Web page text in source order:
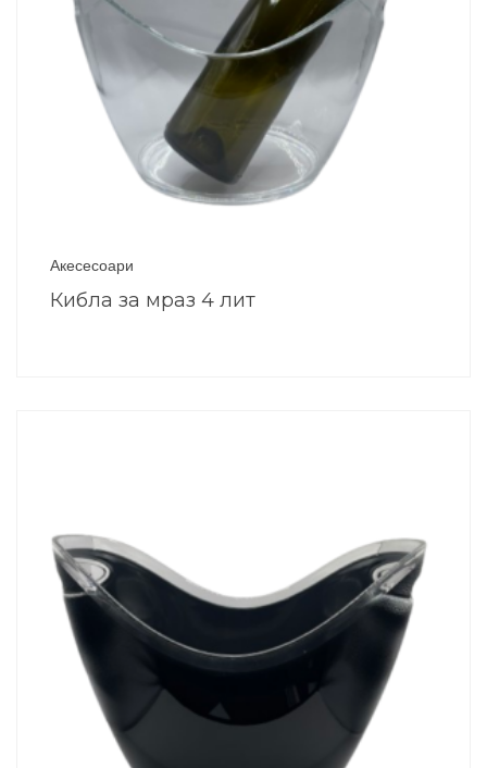
Акесесоари
Кибла за мраз 4 лит